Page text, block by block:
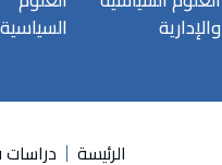
والإدارية السياسية
الرئيسة دراسات